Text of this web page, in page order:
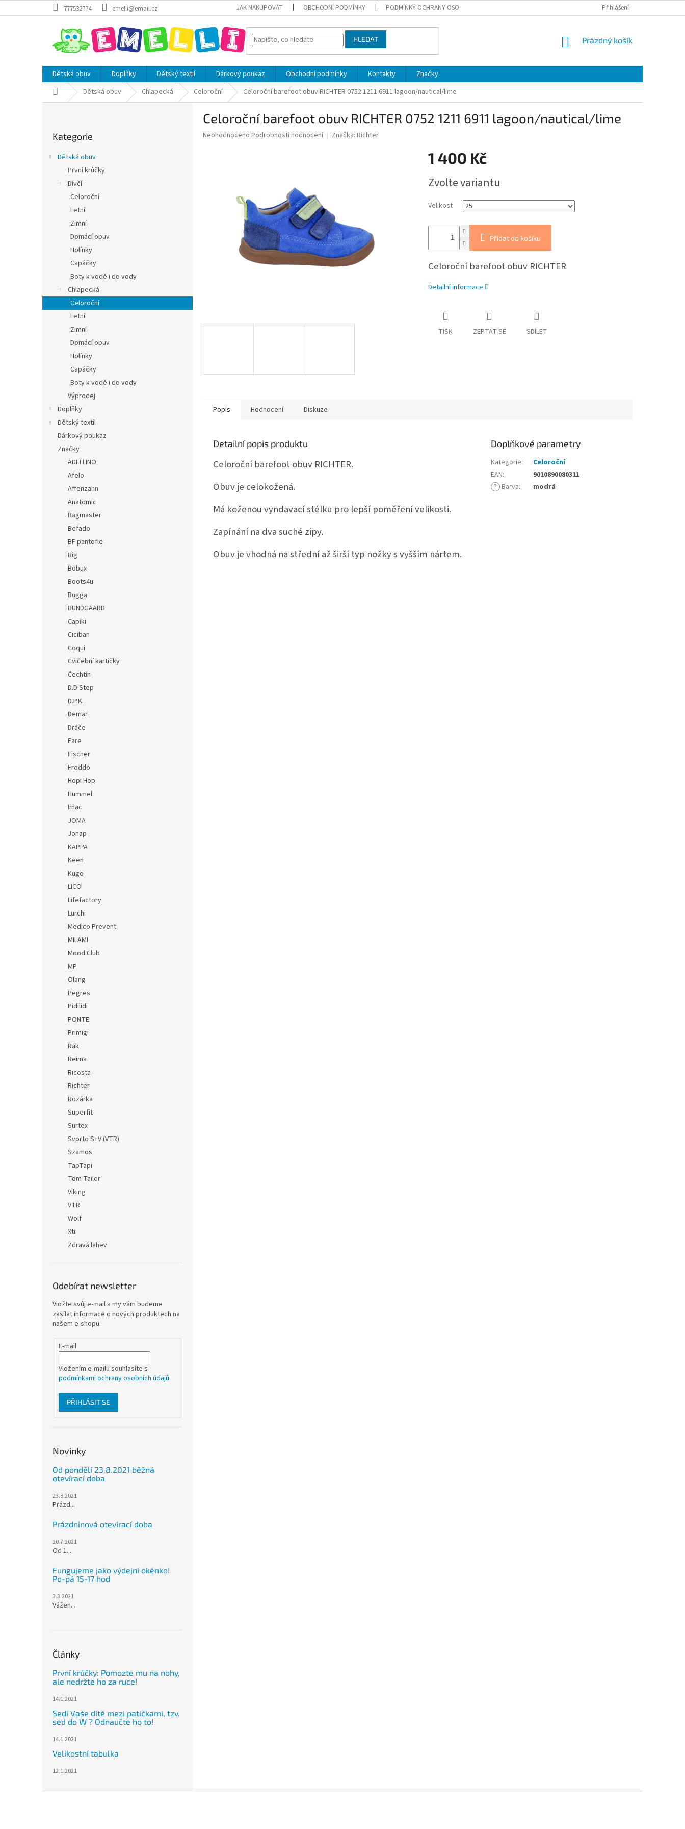
na
777532774 emelli@email.cz JAK NAKUPOVAT OBCHODNÍ PODMÍNKY PODMÍNKY OCHRANY OSOBNÍCH ÚDAJŮ VÝMĚNA A VRÁCENÍ ZBOŽÍ
Přihlášení
HLEDAT
NÁKUPNÍ
Prázdný košík
Dětská obuv Doplňky Dětský textil Dárkový poukaz Obchodní podmínky Kontakty
Značky
Domů Dětská obuv Chlapecká Celoroční Celoroční barefoot obuv RICHTER 0752 1211 6911 lagoon/nautical/lime
kategorie
Kategorie
Dětská obuv
První krůčky
Dívčí
Celoroční
Letní
Zimní
Domácí obuv
Holínky
Capáčky
Boty k vodě i do vody
Chlapecká
Celoroční
Letní
Zimní
Domácí obuv
Holínky
Capáčky
Boty k vodě i do vody
Výprodej
Doplňky
Dětský textil
Dárkový poukaz
Značky
ADELLINO
Afelo
Affenzahn
Anatomic
Bagmaster
Befado
BF pantofle
Big
Bobux
Boots4u
Bugga
BUNDGAARD
Capiki
Ciciban
Coqui
Cvičební kartičky
Čechtín
D.D.Step
D.P.K.
Demar
Dráče
Fare
Fischer
Froddo
Hopi Hop
Hummel
Imac
JOMA
Jonap
KAPPA
Keen
Kugo
LICO
Lifefactory
Lurchi
Medico Prevent
MILAMI
Mood Club
MP
Olang
Pegres
Pidilidi
PONTE
Primigi
Rak
Reima
Ricosta
Richter
Rozárka
Superfit
Surtex
Svorto S+V (VTR)
Szamos
TapTapi
Tom Tailor
Viking
VTR
Wolf
Xti
Zdravá lahev
Odebírat newsletter
Vložte svůj e-mail a my vám budeme
zasílat informace o nových produktech na
našem e-shopu.
E-mail
Vložením e-mailu souhlasíte s
podmínkami ochrany osobních údajů
PŘIHLÁSIT SE
Novinky
Od pondělí 23.8.2021 běžná
otevírací doba
23.8.2021
Prázd...
Prázdninová otevírací doba
20.7.2021
Od 1....
Fungujeme jako výdejní okénko!
Po-pá 15-17 hod
3.3.2021
Vážen...
Články
První krůčky: Pomozte mu na nohy,
ale nedržte ho za ruce!
14.1.2021
Sedí Vaše dítě mezi patičkami, tzv.
sed do W ? Odnaučte ho to!
14.1.2021
Velikostní tabulka
12.1.2021
Celoroční barefoot obuv RICHTER 0752 1211 6911 lagoon/nautical/lime
Průměrné
Neohodnoceno Podrobnosti hodnocení Značka: Richter
1 400 Kč
cena:
Zvolte variantu
Velikost
Přidat do košíku
Celoroční barefoot obuv RICHTER
Detailní informace
TISK ZEPTAT SE SDÍLET
Popis Hodnocení Diskuze
Detailní popis produktu
Celoroční barefoot obuv RICHTER.
Obuv je celokožená.
Má koženou vyndavací stélku pro lepší poměření velikosti.
Zapínání na dva suché zipy.
Obuv je vhodná na střední až širší typ nožky s vyšším nártem.
Doplňkové parametry
Kategorie:
Celoroční
EAN:
9010890080311
? Barva: modrá